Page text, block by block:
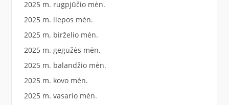
2025 m. rugpjūčio mėn.
2025 m. liepos mėn.
2025 m. birželio mėn.
2025 m. gegužės mėn.
2025 m. balandžio mėn.
2025 m. kovo mėn.
2025 m. vasario mėn.